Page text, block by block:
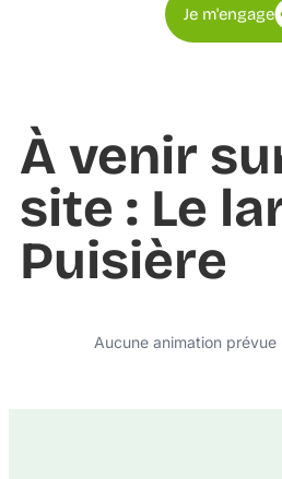
Je m'engage
À venir
site : Le
Puisière
Aucune animation prévue